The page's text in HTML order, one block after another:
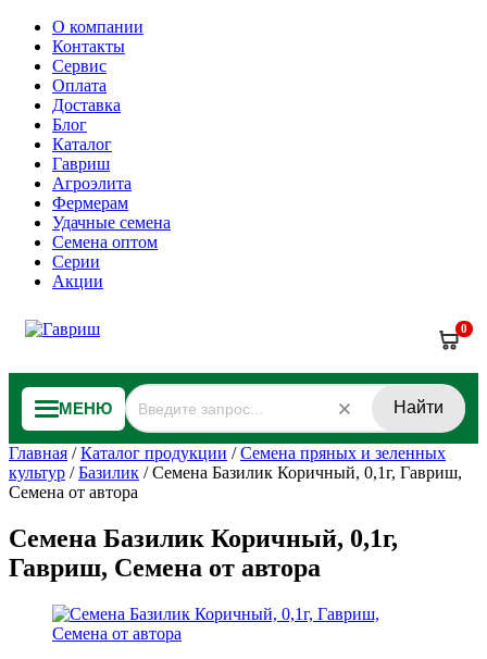
О компании
Контакты
Сервис
Оплата
Доставка
Блог
Каталог
Гавриш
Агроэлита
Фермерам
Удачные семена
Семена оптом
Серии
Акции
0
МЕНЮ Найти
Главная /Каталог продукции /Семена пряных и зеленных
культур /Базилик /Семена Базилик Коричный, 0,1г, Гавриш,
Семена от автора
Семена Базилик Коричный, 0,1г,
Гавриш, Семена от автора